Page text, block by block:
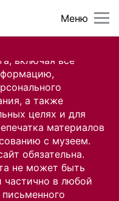
включая все
а также
целях и для
материалов
с музеем.
обязательна.
не может быть
частично в любой
Меню